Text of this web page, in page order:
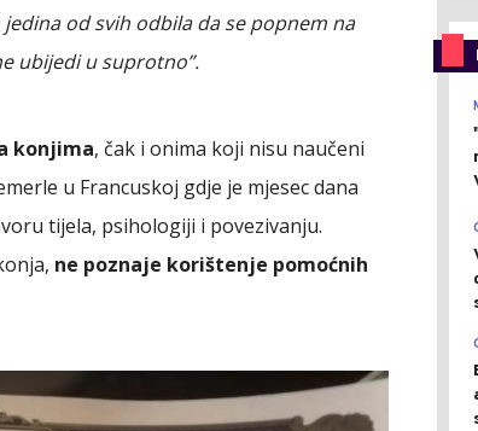
jedina od svih odbila da se popnem na
ubijedi u suprotno”.
konjima, čak i onima koji nisu naučeni
u Francuskoj gdje je mjesec dana
tijela, psihologiji i povezivanju.
ne poznaje korištenje pomoćnih